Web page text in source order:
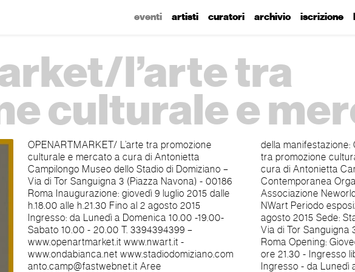
eventi artisti curatori archivio iscrizione
l’arte tra
culturale e
OPENARTMARKET/ L’arte tra promozione
culturale e mercato a cura di Antonietta
Campilongo Museo dello Stadio di Domiziano –
Via di Tor Sanguigna 3 (Piazza Navona) - 00186
Roma Inaugurazione: giovedì 9 luglio 2015 dalle
h.18.00 alle h.21.30 Fino al 2 agosto 2015
Ingresso: da Lunedì a Domenica 10.00 -19.00-
Sabato 10.00 - 20.00 T. 3394394399 –
www.openartmarket.it www.nwart.it -
www.ondabianca.net www.stadiodomiziano.com
anto.camp@fastwebnet.it Aree
della manifestazione: OPENARTMARKET/ L’arte
tra promozione culturale e mercato Progetto a
cura di Antonietta Campilongo Genere: Arte
Contemporanea Organizzazione e ufficio stampa:
Associazione Neworld - ecologia e sociale -
NWart Periodo esposizione: dal 9 luglio al 2
agosto 2015 Sede: Stadio di Domiziano Indirizzo:
Via di Tor Sanguigna 3 (piazza Navona) - 00186
Roma Opening: Giovedì 9 luglio ore 18.00, fino alle
ore 21.30 - Ingresso libero. Giorni successivi:
Ingresso - da Lunedì a Domenica 10.00-